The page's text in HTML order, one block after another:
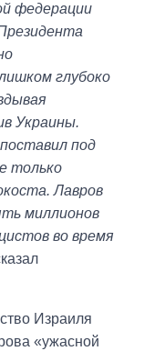
федерации
глубоко
Украины.
под
только
Лавров
миллионов
во время
Израиля
«ужасной